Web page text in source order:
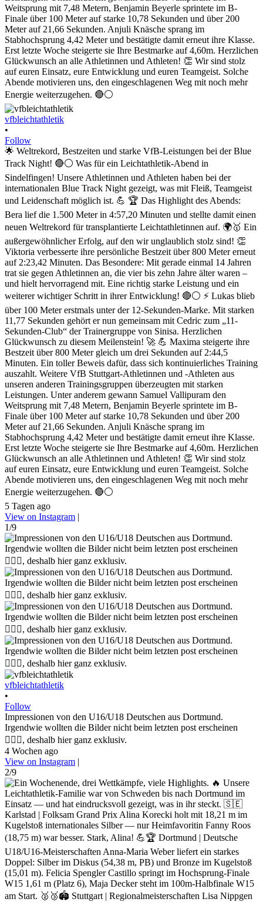
vfbleichtathletik
•
Follow
🌟 Weltrekord, Bestzeiten und starke VfB-Leistungen bei der Blue
Track Night! 🔴⚪ Was für ein Leichtathletik-Abend in
Sindelfingen! Unsere Athletinnen und Athleten haben bei der
internationalen Blue Track Night gezeigt, was mit Fleiß, Teamgeist
und Leidenschaft möglich ist. 💪 🏆 Das Highlight des Abends:
Bera lief die 1.500 Meter in 4:57,20 Minuten und stellte damit einen
neuen Weltrekord für transplantierte Leichtathletinnen auf. 🌍🥇 Ein
außergewöhnlicher Erfolg, auf den wir unglaublich stolz sind! 👏
Viktoria verbesserte ihre persönliche Bestzeit über 800 Meter erneut
auf 2:23,42 Minuten. Das Besondere: Mit gerade einmal 14 Jahren
trat sie gegen Athletinnen an, die vier bis zehn Jahre älter waren –
und hielt hervorragend mit. Eine richtig starke Leistung und ein
weiterer wichtiger Schritt in ihrer Entwicklung! 🔴⚪ ⚡ Lukas blieb
über 100 Meter erstmals unter der 12-Sekunden-Marke. Mit starken
11,77 Sekunden gehört er nun gemeinsam mit Cedric zum „11-
Sekunden-Club“ der Trainergruppe von Sinisa. Herzlichen
Glückwunsch zu diesem Meilenstein! 🚀 💪 Maxima steigerte ihre
Bestzeit über 800 Meter gleich um drei Sekunden auf 2:44,5
Minuten. Ein toller Beweis dafür, dass sich kontinuierliches Training
auszahlt. Weitere VfB Stuttgart-Athletinnen und -Athleten aus
unseren anderen Trainingsgruppen überzeugten mit starken
Leistungen. Unter anderem gewann Samuel Vallipuram den
Weitsprung mit 7,48 Metern, Benjamin Beyerle sprintete im B-
Finale über 100 Meter auf starke 10,78 Sekunden und über 200
Meter auf 21,66 Sekunden. Anjuli Knäsche sprang im
Stabhochsprung 4,42 Meter und bestätigte damit erneut ihre Klasse.
Erst letzte Woche steigerte sie Ihre Bestmarke auf 4,60m. Herzlichen
Glückwunsch an alle Athletinnen und Athleten! 👏 Wir sind stolz
auf euren Einsatz, eure Entwicklung und euren Teamgeist. Solche
Abende motivieren uns, den eingeschlagenen Weg mit noch mehr
Energie weiterzugehen. 🔴⚪
5 Tagen ago
View on Instagram |
1/9
vfbleichtathletik
•
Follow
Impressionen von den U16/U18 Deutschen aus Dortmund.
Irgendwie wollten die Bilder nicht beim letzten post erscheinen
🤷🏼‍♀️, deshalb hier ganz exklusiv.
4 Wochen ago
View on Instagram |
2/9